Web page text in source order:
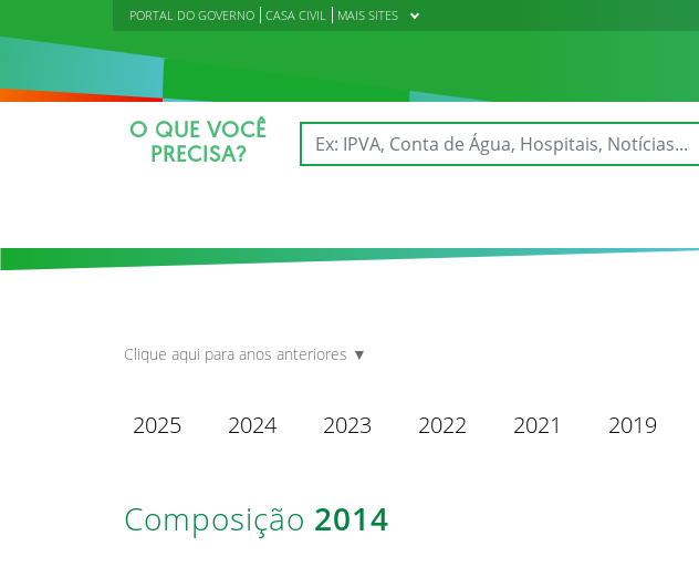
PORTAL DO GOVERNO CASA CIVIL MAIS SITES
O QUE VOCÊ
PRECISA?
Clique aqui para anos anteriores ▼
2025 2024 2023 2022 2021 2019
Composição 2014